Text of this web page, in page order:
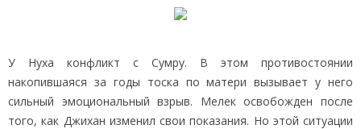
У Нуха конфликт с Сумру. В этом противостоянии
накопившаяся за годы тоска по матери вызывает у него
сильный эмоциональный взрыв. Мелек освобожден после
того, как Джихан изменил свои показания. Но этой ситуации